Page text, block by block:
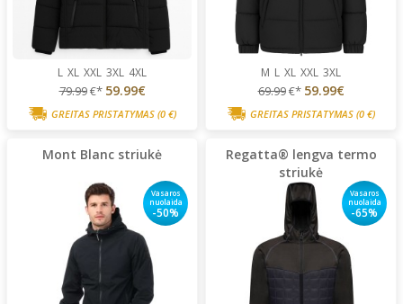
L XL XXL 3XL 4XL
79.99€* 59.99€
GREITAS PRISTATYMAS (0 €)
M L XL XXL 3XL
69.99€* 59.99€
GREITAS PRISTATYMAS (0 €)
Mont Blanc striukė
Vasaros
nuolaida
-50%
Regatta® lengva termo
striukė
Vasaros
nuolaida
-65%